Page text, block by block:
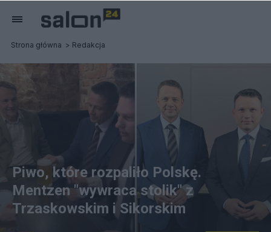
Strona główna Redakcja
Piwo, które rozpaliło Polskę.
Mentzen "wywraca stolik" z
Trzaskowskim i Sikorskim